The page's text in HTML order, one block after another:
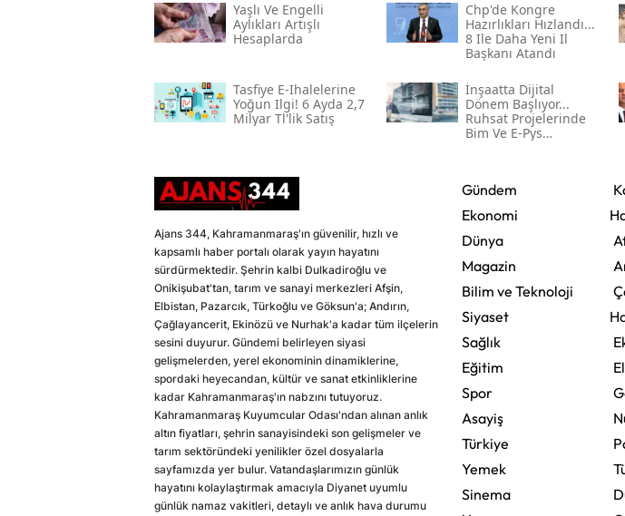
Yaşlı Ve Engelli
Aylıkları Artışlı
Hesaplarda
Chp'de Kongre
Hazırlıkları Hızlandı...
8 Ile Daha Yeni Il
Başkanı Atandı
Tasfiye E-Ihalelerine
Yoğun Ilgi! 6 Ayda 2,7
Milyar Tl'lik Satış
İnşaatta Dijital
Dönem Başlıyor...
Ruhsat Projelerinde
Bim Ve E-Pys
Ajans 344, Kahramanmaraş'ın güvenilir, hızlı ve
kapsamlı haber portalı olarak yayın hayatını
sürdürmektedir. Şehrin kalbi Dulkadiroğlu ve
Onikişubat'tan, tarım ve sanayi merkezleri Afşin,
Elbistan, Pazarcık, Türkoğlu ve Göksun'a; Andırın,
Çağlayancerit, Ekinözü ve Nurhak'a kadar tüm ilçelerin
sesini duyurur. Gündemi belirleyen siyasi
gelişmelerden, yerel ekonominin dinamiklerine,
spordaki heyecandan, kültür ve sanat etkinliklerine
kadar Kahramanmaraş'ın nabzını tutuyoruz.
Kahramanmaraş Kuyumcular Odası'ndan alınan anlık
altın fiyatları, şehrin sanayisindeki son gelişmeler ve
tarım sektöründeki yenilikler özel dosyalarla
sayfamızda yer bulur. Vatandaşlarımızın günlük
hayatını kolaylaştırmak amacıyla Diyanet uyumlu
günlük namaz vakitleri, detaylı ve anlık hava durumu
Gündem
Ekonomi
Dünya
Magazin
Bilim ve Teknoloji
Siyaset
Sağlık
Eğitim
Spor
Asayiş
Türkiye
Yemek
Sinema